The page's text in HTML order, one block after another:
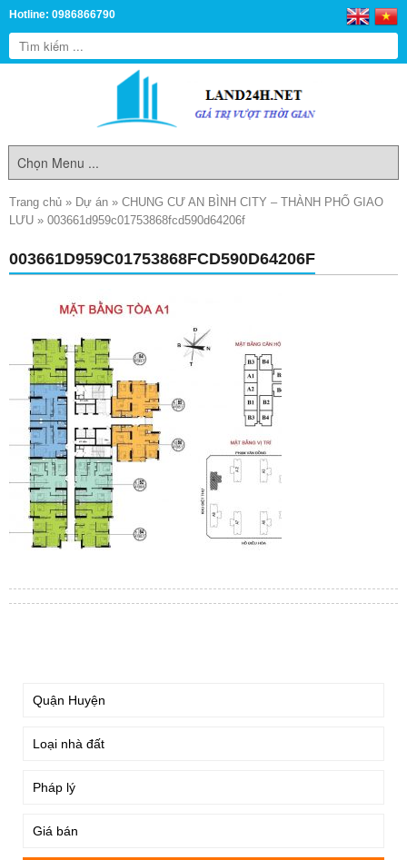
Hotline: 0986866790
Trang chủ » Dự án » CHUNG CƯ AN BÌNH CITY – THÀNH PHỐ GIAO
LƯU » 003661d959c01753868fcd590d64206f
003661D959C01753868FCD590D64206F